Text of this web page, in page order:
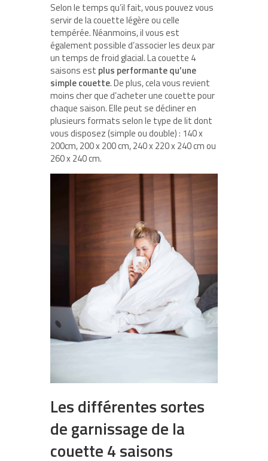
Selon le temps qu’il fait, vous pouvez vous
servir de la couette légère ou celle
tempérée. Néanmoins, il vous est
également possible d’associer les deux par
un temps de froid glacial. La couette 4
saisons est plus performante qu’une
simple couette. De plus, cela vous revient
moins cher que d’acheter une couette pour
chaque saison. Elle peut se décliner en
plusieurs formats selon le type de lit dont
vous disposez (simple ou double) : 140 x
200cm, 200 x 200 cm, 240 x 220 x 240 cm ou
260 x 240 cm.
Les différentes sortes
de garnissage de la
couette 4 saisons